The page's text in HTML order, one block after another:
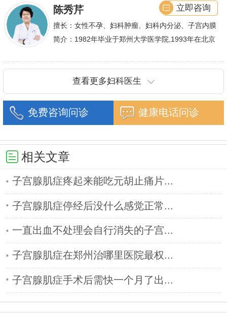
陈秀芹
擅长：女性不孕、妇科肿瘤、妇科内分泌、子宫内膜
异位症、多囊卵巢等疾病的诊治,宫腹腔镜手术,盆底
简介：1982年毕业于郑州大学医学院,1993年在北京
立即咨询
查看更多妇科医生
免费咨询问诊 健康电话问诊
相关文章
子宫腺肌症疼起来能吃元胡止痛片...
子宫腺肌症停经后没什么感觉正常...
一直出血不处理会自行消失的子宫...
子宫腺肌症在郑州治哪里医院最权...
子宫腺肌症手术后需快一个月了出...